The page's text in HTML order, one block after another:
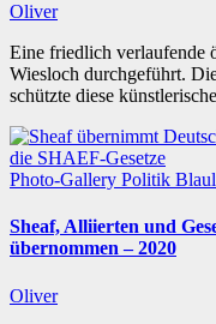
Oliver
Eine friedlich verlaufende
Wiesloch durchgeführt.
schützte diese
Photo-Gallery Politik
Sheaf, Alliierten und
übernommen – 2020
Oliver